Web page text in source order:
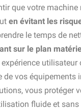
que votre machine
en évitant les
le temps de
sur le plan
expérience utilisateur
de vos équipements
vous protéger
fluide et sans